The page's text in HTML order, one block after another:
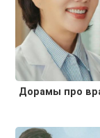
Дорамы про